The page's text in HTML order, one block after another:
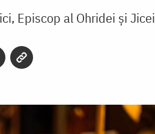
Episcop al Ohridei și Jicei